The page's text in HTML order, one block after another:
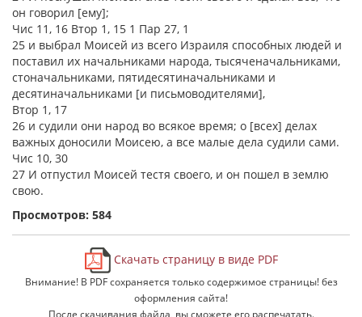
он говорил [ему];
Чис 11, 16 Втор 1, 15 1 Пар 27, 1
25 и выбрал Моисей из всего Израиля способных людей и
поставил их начальниками народа, тысяченачальниками,
стоначальниками, пятидесятиначальниками и
десятиначальниками [и письмоводителями],
Втор 1, 17
26 и судили они народ во всякое время; о [всех] делах
важных доносили Моисею, а все малые дела судили сами.
Чис 10, 30
27 И отпустил Моисей тестя своего, и он пошел в землю
свою.
Просмотров: 584
Скачать страницу в виде PDF
Внимание! В PDF сохраняется только содержимое страницы! без
оформления сайта!
После скачивания файла, вы сможете его распечатать.